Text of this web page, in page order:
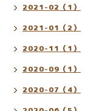
2021-02（1）
2021-01（2）
2020-11（1）
2020-09（1）
2020-07（4）